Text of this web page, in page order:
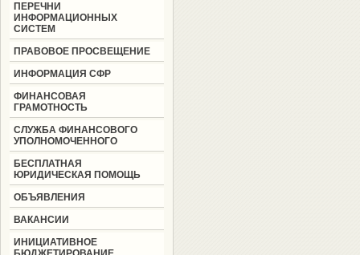
ПЕРЕЧНИ
ИНФОРМАЦИОННЫХ
СИСТЕМ
ПРАВОВОЕ ПРОСВЕЩЕНИЕ
ИНФОРМАЦИЯ СФР
ФИНАНСОВАЯ
ГРАМОТНОСТЬ
СЛУЖБА ФИНАНСОВОГО
УПОЛНОМОЧЕННОГО
БЕСПЛАТНАЯ
ЮРИДИЧЕСКАЯ ПОМОЩЬ
ОБЪЯВЛЕНИЯ
ВАКАНСИИ
ИНИЦИАТИВНОЕ